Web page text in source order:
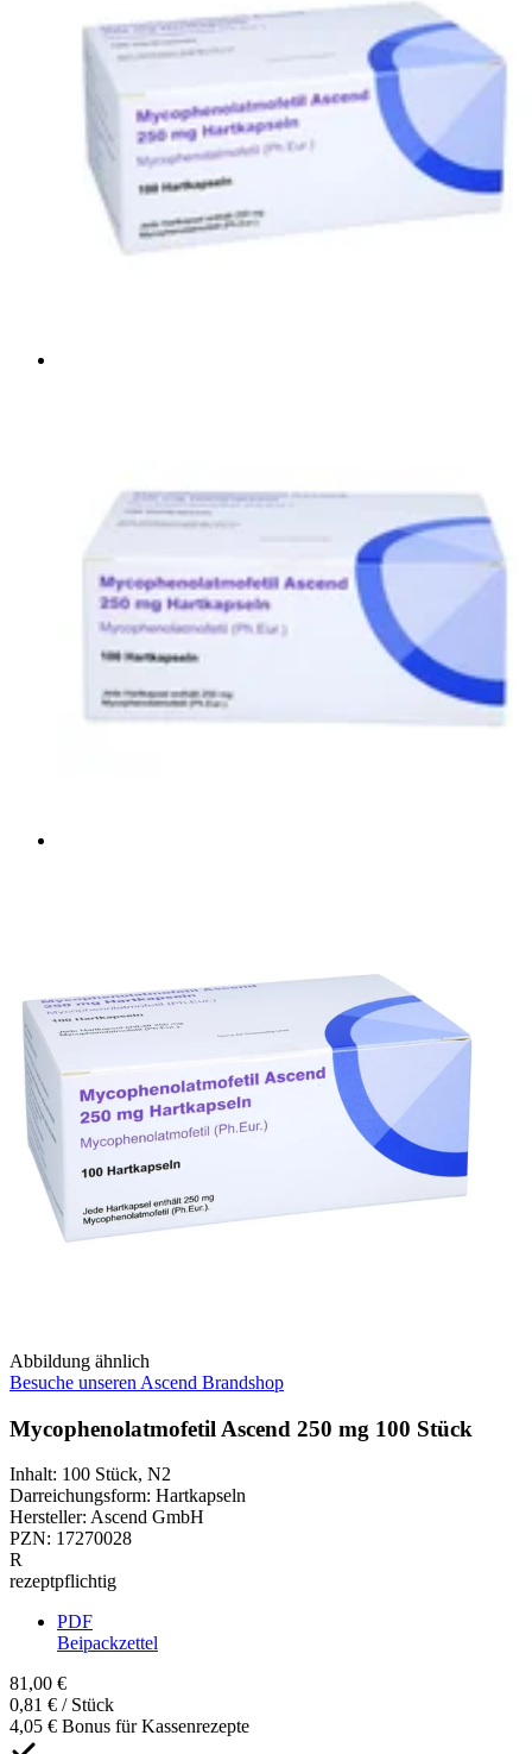
Abbildung ähnlich
Besuche unseren Ascend Brandshop
Mycophenolatmofetil Ascend 250 mg 100 Stück
Inhalt: 100 Stück, N2
Darreichungsform: Hartkapseln
Hersteller: Ascend GmbH
PZN: 17270028
R
rezeptpflichtig
PDF
Beipackzettel
81,00 €
0,81 € / Stück
4,05 € Bonus für Kassenrezepte